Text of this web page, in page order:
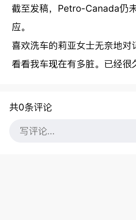
截至发稿，Petro-Canada仍
应。
喜欢洗车的莉亚女士无奈地对
看看我车现在有多脏。已经很
共0条评论